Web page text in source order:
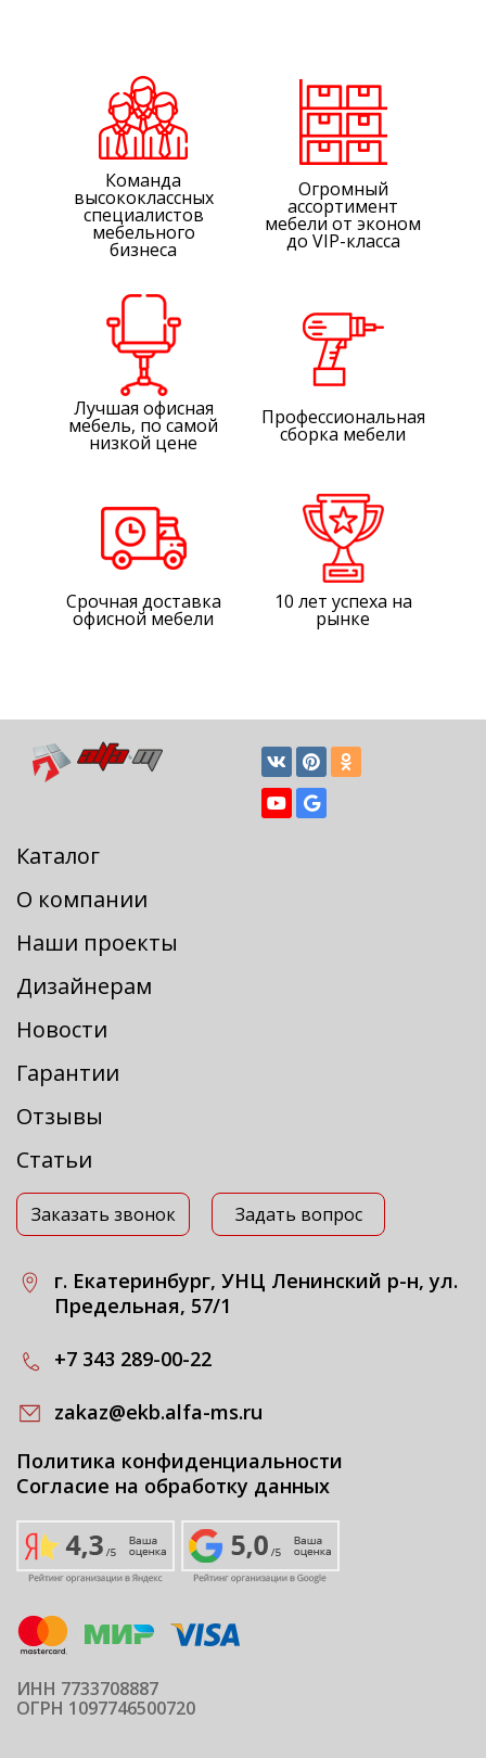
Команда
высококлассных
специалистов
мебельного
бизнеса
Огромный
ассортимент
мебели от эконом
до VIP-класса
Лучшая офисная
мебель, по самой
низкой цене
Профессиональная
сборка мебели
Срочная доставка
офисной мебели
10 лет успеха на
рынке
Каталог
О компании
Наши проекты
Дизайнерам
Новости
Гарантии
Отзывы
Статьи
Заказать звонок Задать вопрос
г. Екатеринбург, УНЦ Ленинский р-н, ул.
Предельная, 57/1
+7 343 289-00-22
zakaz@ekb.alfa-ms.ru
Политика конфиденциальности
Согласие на обработку данных
ИНН 7733708887
ОГРН 1097746500720